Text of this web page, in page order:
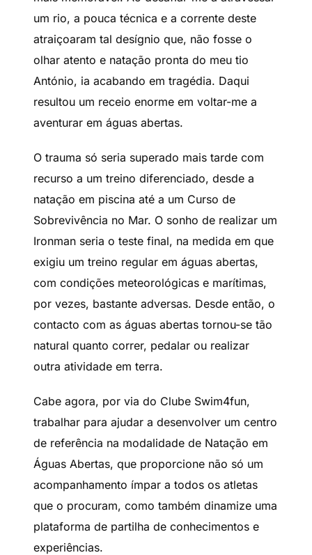
um rio, a pouca técnica e a corrente deste
atraiçoaram tal desígnio que, não fosse o
olhar atento e natação pronta do meu tio
António, ia acabando em tragédia. Daqui
resultou um receio enorme em voltar-me a
aventurar em águas abertas.
O trauma só seria superado mais tarde com
recurso a um treino diferenciado, desde a
natação em piscina até a um Curso de
Sobrevivência no Mar. O sonho de realizar um
Ironman seria o teste final, na medida em que
exigiu um treino regular em águas abertas,
com condições meteorológicas e marítimas,
por vezes, bastante adversas. Desde então, o
contacto com as águas abertas tornou-se tão
natural quanto correr, pedalar ou realizar
outra atividade em terra.
Cabe agora, por via do Clube Swim4fun,
trabalhar para ajudar a desenvolver um centro
de referência na modalidade de Natação em
Águas Abertas, que proporcione não só um
acompanhamento ímpar a todos os atletas
que o procuram, como também dinamize uma
plataforma de partilha de conhecimentos e
experiências.